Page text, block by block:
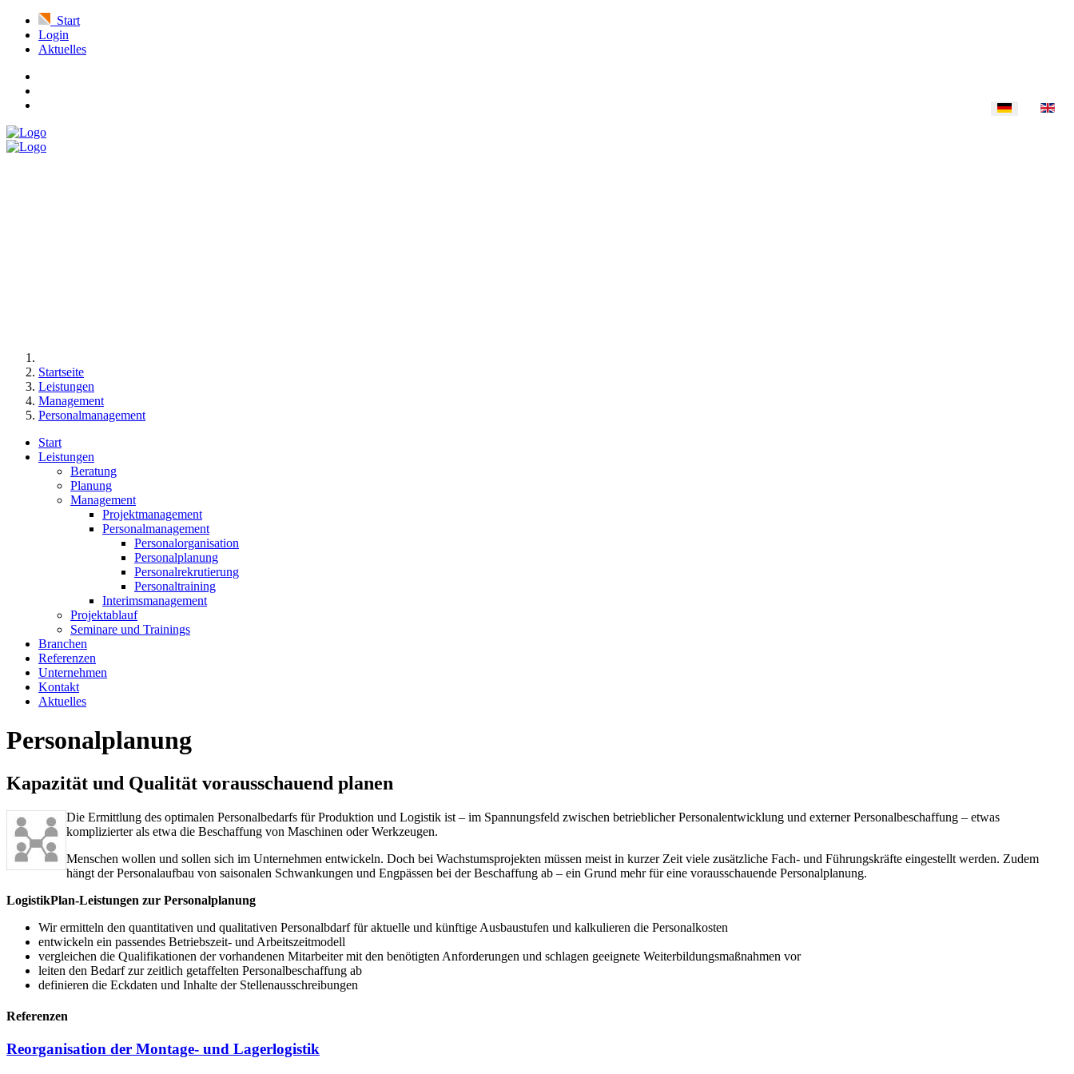
Start
Login
Aktuelles
Startseite
Leistungen
Management
Personalmanagement
Start
Leistungen
Beratung
Planung
Management
Projektmanagement
Personalmanagement
Personalorganisation
Personalplanung
Personalrekrutierung
Personaltraining
Interimsmanagement
Projektablauf
Seminare und Trainings
Branchen
Referenzen
Unternehmen
Kontakt
Aktuelles
Personalplanung
Kapazität und Qualität vorausschauend planen
Die Ermittlung des optimalen Personalbedarfs für Produktion und Logistik ist – im Spannungsfeld zwischen betrieblicher Personalentwicklung und externer Personalbeschaffung – etwas
komplizierter als etwa die Beschaffung von Maschinen oder Werkzeugen.
Menschen wollen und sollen sich im Unternehmen entwickeln. Doch bei Wachstumsprojekten müssen meist in kurzer Zeit viele zusätzliche Fach- und Führungskräfte eingestellt werden. Zudem
hängt der Personalaufbau von saisonalen Schwankungen und Engpässen bei der Beschaffung ab – ein Grund mehr für eine vorausschauende Personalplanung.
LogistikPlan-Leistungen zur Personalplanung
Wir ermitteln den quantitativen und qualitativen Personalbdarf für aktuelle und künftige Ausbaustufen und kalkulieren die Personalkosten
entwickeln ein passendes Betriebszeit- und Arbeitszeitmodell
vergleichen die Qualifikationen der vorhandenen Mitarbeiter mit den benötigten Anforderungen und schlagen geeignete Weiterbildungsmaßnahmen vor
leiten den Bedarf zur zeitlich getaffelten Personalbeschaffung ab
definieren die Eckdaten und Inhalte der Stellenausschreibungen
Referenzen
Reorganisation der Montage- und Lagerlogistik